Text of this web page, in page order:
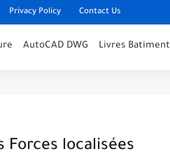
Privacy Policy Contact Us
AutoCAD DWG Livres Batiment
Forces localisées